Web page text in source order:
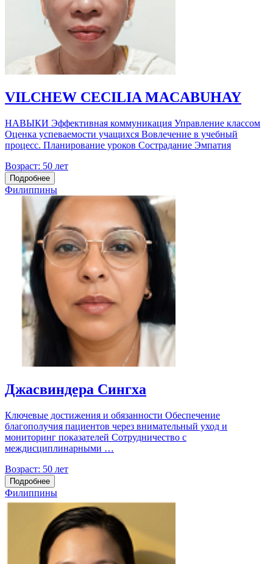
VILCHEW CECILIA MACABUHAY
НАВЫКИ Эффективная коммуникация Управление классом
Оценка успеваемости учащихся Вовлечение в учебный
процесс. Планирование уроков Сострадание Эмпатия
Возраст: 50 лет
Подробнее
Филиппины
Джасвиндера Сингха
Ключевые достижения и обязанности Обеспечение
благополучия пациентов через внимательный уход и
мониторинг показателей Сотрудничество с
междисциплинарными …
Возраст: 50 лет
Подробнее
Филиппины